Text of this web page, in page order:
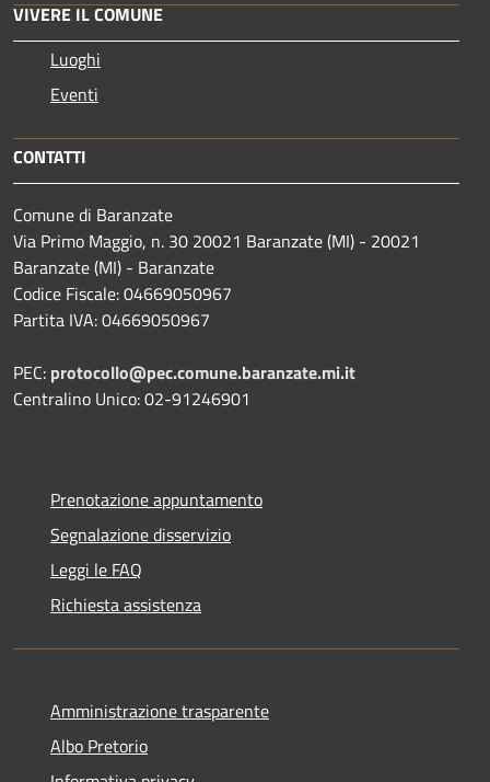
VIVERE IL COMUNE
Luoghi
Eventi
CONTATTI
Comune di Baranzate
Via Primo Maggio, n. 30 20021 Baranzate (MI) - 20021
Baranzate (MI) - Baranzate
Codice Fiscale: 04669050967
Partita IVA: 04669050967
PEC: protocollo@pec.comune.baranzate.mi.it
Centralino Unico: 02-91246901
Prenotazione appuntamento
Segnalazione disservizio
Leggi le FAQ
Richiesta assistenza
Amministrazione trasparente
Albo Pretorio